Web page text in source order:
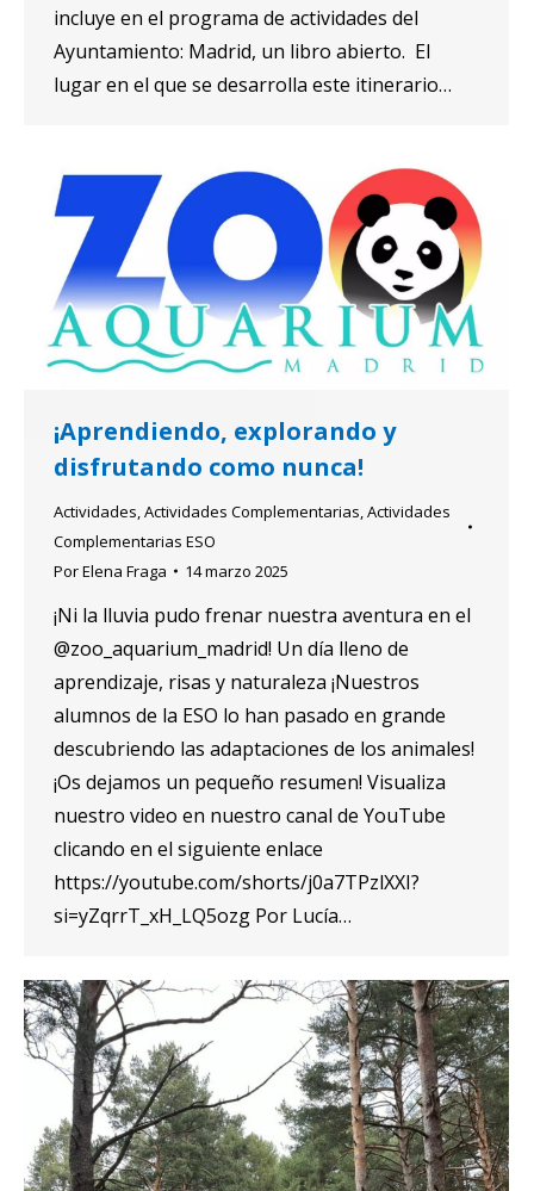
incluye en el programa de actividades del
Ayuntamiento: Madrid, un libro abierto. El
lugar en el que se desarrolla este itinerario…
¡Aprendiendo, explorando y
disfrutando como nunca!
Actividades,Actividades Complementarias,Actividades
Complementarias ESO
PorElena Fraga 14 marzo 2025
¡Ni la lluvia pudo frenar nuestra aventura en el
@zoo_aquarium_madrid! Un día lleno de
aprendizaje, risas y naturaleza ¡Nuestros
alumnos de la ESO lo han pasado en grande
descubriendo las adaptaciones de los animales!
¡Os dejamos un pequeño resumen! Visualiza
nuestro video en nuestro canal de YouTube
clicando en el siguiente enlace
https://youtube.com/shorts/j0a7TPzlXXI?
si=yZqrrT_xH_LQ5ozg Por Lucía…